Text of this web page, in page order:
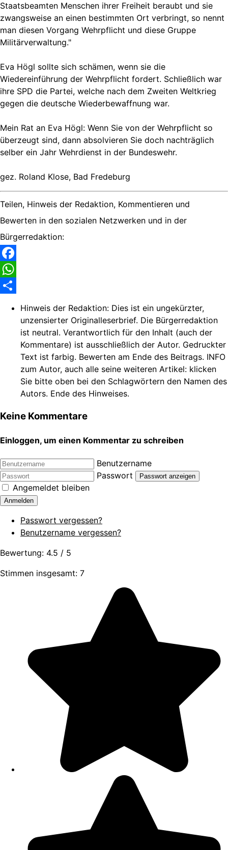
Staatsbeamten Menschen ihrer Freiheit beraubt und sie
zwangsweise an einen bestimmten Ort verbringt, so nennt
man diesen Vorgang Wehrpflicht und diese Gruppe
Militärverwaltung."
Eva Högl sollte sich schämen, wenn sie die
Wiedereinführung der Wehrpflicht fordert. Schließlich war
ihre SPD die Partei, welche nach dem Zweiten Weltkrieg
gegen die deutsche Wiederbewaffnung war.
Mein Rat an Eva Högl: Wenn Sie von der Wehrpflicht so
überzeugt sind, dann absolvieren Sie doch nachträglich
selber ein Jahr Wehrdienst in der Bundeswehr.
gez. Roland Klose, Bad Fredeburg
Teilen, Hinweis der Redaktion, Kommentieren und
Bewerten in den sozialen Netzwerken und in der
Bürgerredaktion:
Facebook
WhatsApp
Hinweis der Redaktion: Dies ist ein ungekürzter,
unzensierter Originalleserbrief. Die Bürgerredaktion
ist neutral. Verantwortlich für den Inhalt (auch der
Kommentare) ist ausschließlich der Autor. Gedruckter
Text ist farbig. Bewerten am Ende des Beitrags. INFO
zum Autor, auch alle seine weiteren Artikel: klicken
Sie bitte oben bei den Schlagwörtern den Namen des
Autors. Ende des Hinweises.
Keine Kommentare
Einloggen, um einen Kommentar zu schreiben
Benutzername
Passwort
Passwort anzeigen
Angemeldet bleiben
Anmelden
Passwort vergessen?
Benutzername vergessen?
Bewertung: 4.5 / 5
Stimmen insgesamt: 7